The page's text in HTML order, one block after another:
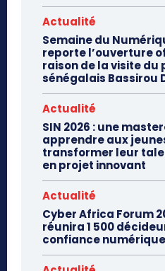
Actualité
Semaine du
reporte l’ouverture
raison de la visite du
sénégalais Bassirou
Actualité
SIN 2026 : une
apprendre aux
transformer leur
en projet innovant
Actualité
Cyber Africa Forum
réunira 1 500
confiance numérique